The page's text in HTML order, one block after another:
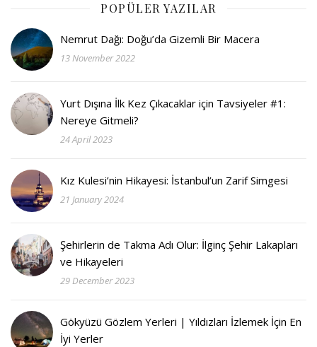
POPÜLER YAZILAR
Nemrut Dağı: Doğu’da Gizemli Bir Macera
13 November 2022
Yurt Dışına İlk Kez Çıkacaklar için Tavsiyeler #1:
Nereye Gitmeli?
24 April 2023
Kız Kulesi’nin Hikayesi: İstanbul’un Zarif Simgesi
21 January 2024
Şehirlerin de Takma Adı Olur: İlginç Şehir Lakapları
ve Hikayeleri
29 December 2023
Gökyüzü Gözlem Yerleri | Yıldızları İzlemek İçin En
İyi Yerler